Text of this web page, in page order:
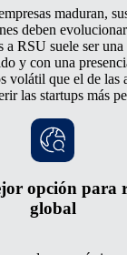
maduran,
deben
a RSU suele ser
y con una
volátil que el de las
las startups más
opción para
global